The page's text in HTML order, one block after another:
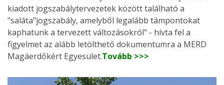
kiadott jogszabálytervezetek között található a
"saláta"jogszabály, amelyből legalább támpontokat
kaphatunk a tervezett változásokról" - hívta fel a
figyelmet az alább letölthető dokumentumra a MERD
Magáerdőkért Egyesület.Tovább >>>